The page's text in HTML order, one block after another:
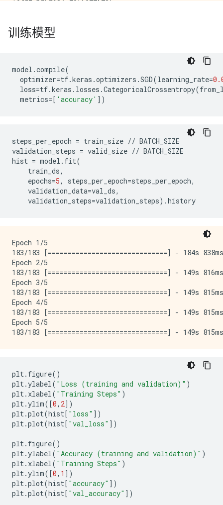
训练模型
model .compile(
optimizer=tf.keras .optimizers .SGD(learning_rate=
loss=tf.keras . losses .CategoricalCrossentropy(
metrics=[ 'accuracy' ])
steps_per_epoch = train_size // BATCH_SIZE
validation_steps = valid_size // BATCH_SIZE
hist = model . fit(
train_ds,
epochs=5, steps_per_epoch=steps_per_epoch,
validation_data=val_ds,
validation_steps=validation_steps) .history
Epoch 1/5
183/183 [==============================] -
Epoch 2/5
183/183 [==============================] -
Epoch 3/5
183/183 [==============================] -
Epoch 4/5
183/183 [==============================] -
Epoch 5/5
plt. figure()
plt.ylabel( "Loss (training and validation)" )
plt. xlabel( "Training Steps" )
plt.ylim([0, 2])
plt.plot(hist[ "loss" ])
plt.plot(hist[ "val_loss" ])
plt. figure()
plt.ylabel( "Accuracy (training and validation)" )
plt. xlabel( "Training Steps" )
plt.ylim([0, 1 ])
plt.plot(hist[ "accuracy" ])
plt.plot(hist[ "val_accuracy" ])